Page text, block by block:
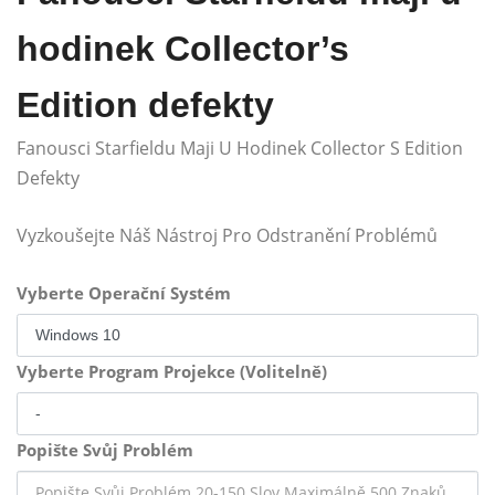
hodinek Collector’s
Edition defekty
Fanousci Starfieldu Maji U Hodinek Collector S Edition
Defekty
Vyzkoušejte Náš Nástroj Pro Odstranění Problémů
Vyberte Operační Systém
Vyberte Program Projekce (Volitelně)
Popište Svůj Problém